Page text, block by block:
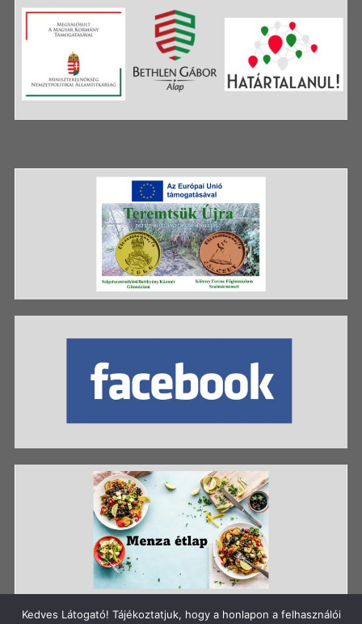
Kedves Látogató! Tájékoztatjuk, hogy a honlapon a felhasználói